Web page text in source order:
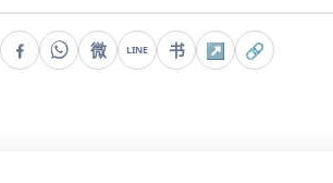
微 LINE 书 ↗ 🔗